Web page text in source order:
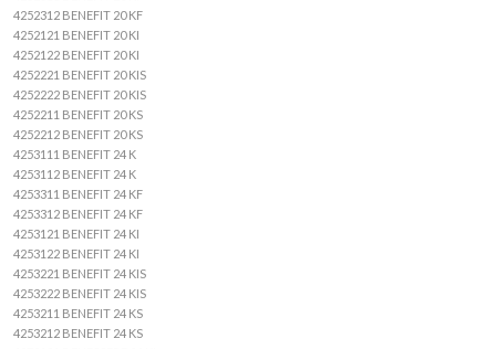
4252312 BENEFIT 20 KF
4252121 BENEFIT 20 KI
4252122 BENEFIT 20 KI
4252221 BENEFIT 20 KIS
4252222 BENEFIT 20 KIS
4252211 BENEFIT 20 KS
4252212 BENEFIT 20 KS
4253111 BENEFIT 24 K
4253112 BENEFIT 24 K
4253311 BENEFIT 24 KF
4253312 BENEFIT 24 KF
4253121 BENEFIT 24 KI
4253122 BENEFIT 24 KI
4253221 BENEFIT 24 KIS
4253222 BENEFIT 24 KIS
4253211 BENEFIT 24 KS
4253212 BENEFIT 24 KS